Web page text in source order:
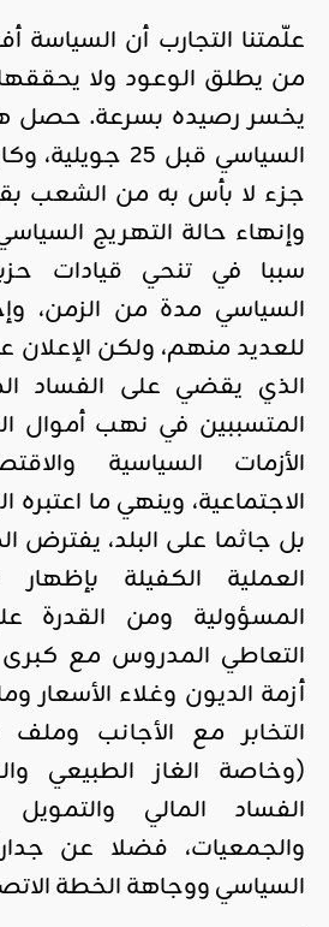
علّمتنا التجارب أن السياسة
من يطلق الوعود ولا
يخسر رصيده بسرعة. حصل
السياسي قبل 25
جزء لا بأس به من الشعب
وإنهاء حالة التهريج
سببا في تنحي قيادات
السياسي مدة من الزمن،
للعديد منهم، ولكن
الذي يقضي على الفساد
المتسببين في نهب أموال
الأزمات السياسية
الاجتماعية، وينهي ما
بل جاثما على البلد، يفترض
العملية الكفيلة
المسؤولية ومن القدرة
التعاطي المدروس مع كبرى
أزمة الديون وغلاء الأسعار
التخابر مع الأجانب وملف
(وخاصة الغاز الطبيعي
الفساد المالي والتمويل
والجمعيات، فضلا عن
السياسي ووجاهة الخطة